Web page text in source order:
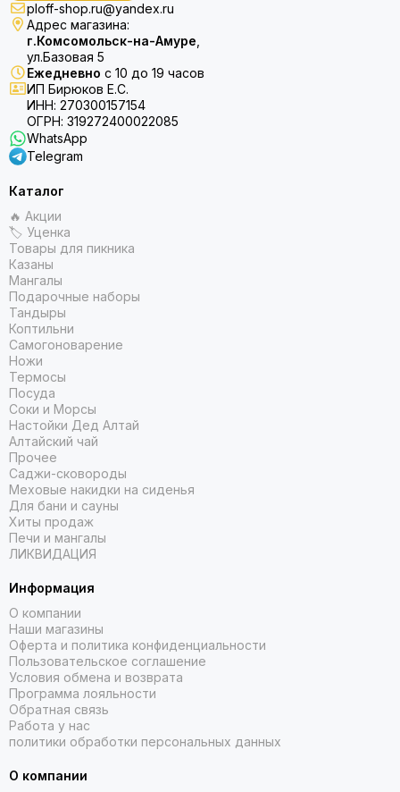
ploff-shop.ru@yandex.ru
Адрес магазина:
г.Комсомольск-на-Амуре
ул.Базовая 5
Ежедневно с 10 до 19 часов
ИП Бирюков Е.С.
ИНН: 270300157154
ОГРН: 319272400022085
WhatsApp
Telegram
Каталог
🔥 Акции
🏷 Уценка
Товары для пикника
Казаны
Мангалы
Подарочные наборы
Тандыры
Коптильни
Самогоноварение
Ножи
Термосы
Посуда
Соки и Морсы
Настойки Дед Алтай
Алтайский чай
Прочее
Саджи-сковороды
Меховые накидки на сиденья
Для бани и сауны
Хиты продаж
Печи и мангалы
ЛИКВИДАЦИЯ
Информация
О компании
Наши магазины
Оферта и политика конфиденциальности
Пользовательское соглашение
Условия обмена и возврата
Программа лояльности
Обратная связь
Работа у нас
политики обработки персональных данных
О компании